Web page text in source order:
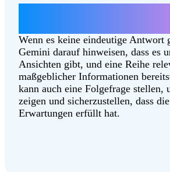
Wenn es keine eindeutige Antwort
Gemini darauf hinweisen, dass es
Ansichten gibt, und eine Reihe
maßgeblicher Informationen
kann auch eine Folgefrage stellen,
zeigen und sicherzustellen, dass
Erwartungen erfüllt hat.